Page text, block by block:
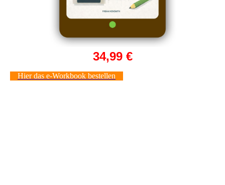
34,99 €
Hier das e-Workbook bestellen